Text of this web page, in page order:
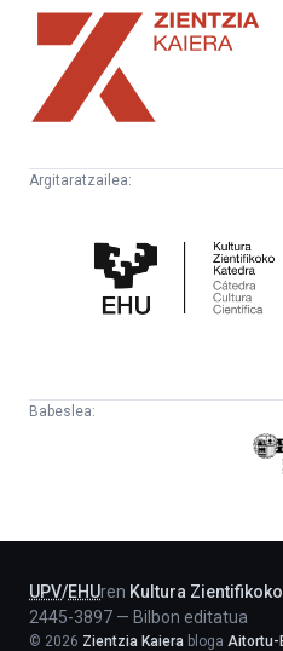
Zientzia
Kaiera
Argitaratzailea:
Zientifikoko
Katedra
Babeslea:
UPV/EHUren Kultura
2445-3897 — Bilbon editatua
© 2026 Zientzia Kaiera bloga Aitortu-